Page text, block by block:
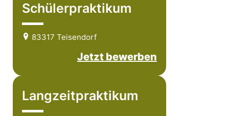
Schülerpraktikum
83317 Teisendorf
Jetzt bewerben
Langzeitpraktikum